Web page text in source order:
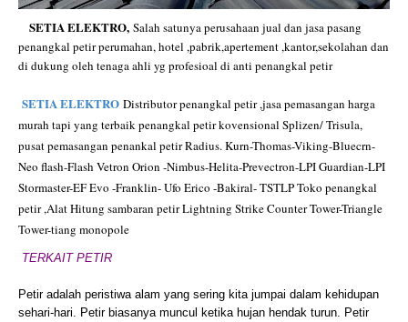
SETIA ELEKTRO, Salah satunya perusahaan jual dan jasa pasang
penangkal petir perumahan, hotel ,pabrik,apertement ,kantor,sekolahan dan
di dukung oleh tenaga ahli yg profesioal di anti penangkal petir
SETIA ELEKTRO Distributor penangkal petir ,jasa pemasangan harga
murah tapi yang terbaik penangkal petir kovensional Splizen/ Trisula,
pusat pemasangan penankal petir Radius. Kurn-Thomas-Viking-Bluecrn-
Neo flash-Flash Vetron Orion -Nimbus-Helita-Prevectron-LPI Guardian-LPI
Stormaster-EF Evo -Franklin- Ufo Erico -Bakiral- TSTLP Toko penangkal
petir ,Alat Hitung sambaran petir Lightning Strike Counter Tower-Triangle
Tower-tiang monopole
TERKAIT PETIR
Petir adalah peristiwa alam yang sering kita jumpai dalam kehidupan
sehari-hari. Petir biasanya muncul ketika hujan hendak turun. Petir